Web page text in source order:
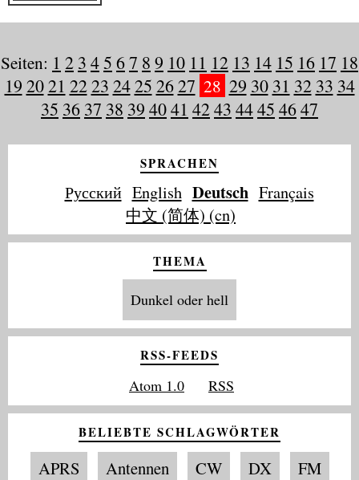
Seiten: 1 2 3 45 67 8 9 10 11 12 13 14 15 16 17 18
19 2021 2223 2425 2627 28 29 30 31 32 33 34
35 36 37 38 39 4041 4243 4445 4647
SPRACHEN
Русский English Deutsch Français
中文 (简体) (cn)
THEMA
Dunkel oder hell
RSS-FEEDS
Atom 1.0 RSS
BELIEBTE SCHLAGWÖRTER
APRS Antennen CW DX FM